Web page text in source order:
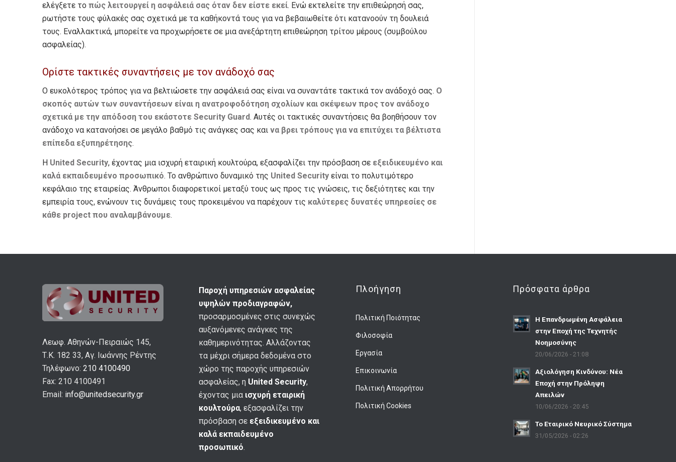
ελέγξετε το πώς λειτουργεί η ασφάλειά σας όταν δεν είστε εκεί. Ενώ εκτελείτε την επιθεώρησή σας,
ρωτήστε τους φύλακές σας σχετικά με τα καθήκοντά τους για να βεβαιωθείτε ότι κατανοούν τη δουλειά
τους. Εναλλακτικά, μπορείτε να προχωρήσετε σε μια ανεξάρτητη επιθεώρηση τρίτου μέρους (συμβούλου
ασφαλείας).
Ορίστε τακτικές συναντήσεις με τον ανάδοχό σας
Ο ευκολότερος τρόπος για να βελτιώσετε την ασφάλειά σας είναι να συναντάτε τακτικά τον ανάδοχό σας. Ο
σκοπός αυτών των συναντήσεων είναι η ανατροφοδότηση σχολίων και σκέψεων προς τον ανάδοχο
σχετικά με την απόδοση του εκάστοτεSecurity Guard. Αυτές οι τακτικές συναντήσεις θα βοηθήσουν τον
ανάδοχο να κατανοήσει σε μεγάλο βαθμό τις ανάγκες σας και να βρει τρόπους για να επιτύχει τα βέλτιστα
επίπεδα εξυπηρέτησης.
Η United Security, έχοντας μια ισχυρή εταιρική κουλτούρα, εξασφαλίζει την πρόσβαση σε εξειδικευμένο και
καλά εκπαιδευμένο προσωπικό. Το ανθρώπινο δυναμικό της United Securityείναι το πολυτιμότερο
κεφάλαιο της εταιρείας. Άνθρωποι διαφορετικοί μεταξύ τους ως προς τις γνώσεις, τις δεξιότητες και την
εμπειρία τους, ενώνουν τις δυνάμεις τους προκειμένου να παρέχουν τις καλύτερες δυνατές υπηρεσίες σε
κάθε projectπου αναλαμβάνουμε.
Λεωφ. Αθηνών-Πειραιώς 145,
Τ.Κ. 182 33, Αγ. Ιωάννης Ρέντης
Τηλέφωνο: 210 4100490
Fax: 210 4100491
Email: info@unitedsecurity.gr
Παροχή υπηρεσιών ασφαλείας
υψηλών προδιαγραφών,
προσαρμοσμένες στις συνεχώς
αυξανόμενες ανάγκες της
καθημερινότητας. Αλλάζοντας
τα μέχρι σήμερα δεδομένα στο
χώρο της παροχής υπηρεσιών
ασφαλείας, η United Security,
έχοντας μια ισχυρή εταιρική
κουλτούρα, εξασφαλίζει την
πρόσβαση σε εξειδικευμένο και
καλά εκπαιδευμένο
προσωπικό.
Πλοήγηση
Πολιτική Ποιότητας
Φιλοσοφία
Εργασία
Επικοινωνία
Πολιτική Απορρήτου
Πολιτική Cookies
Πρόσφατα άρθρα
Η Επανδρωμένη Ασφάλεια
στην Εποχή της Τεχνητής
Νοημοσύνης
20/06/2026 - 21:08
Αξιολόγηση Κινδύνου: Νέα
Εποχή στην Πρόληψη
Απειλών
10/06/2026 - 20:45
Το Εταιρικό Νευρικό Σύστημα
31/05/2026 - 02:26